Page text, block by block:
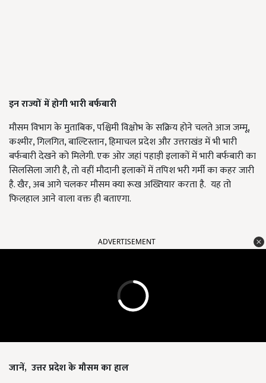
इन राज्यों में होगी भारी बर्फबारी
मौसम विभाग के मुताबिक, पश्चिमी विक्षोभ के सक्रिय होने चलते आज जम्मू,
कश्मीर, गिलगित, बाल्टिस्तान, हिमाचल प्रदेश और उत्तराखंड में भी भारी
बर्फबारी देखने को मिलेगी. एक ओर जहां पहाड़ी इलाकों में भारी बर्फबारी का
सिलसिला जारी है, तो वहीं मौदानी इलाकों में तपिश भरी गर्मी का कहर जारी
है. खैर, अब आगे चलकर मौसम क्या रूख अख्तियार करता है. यह तो
फिलहाल आने वाला वक्त ही बताएगा.
ADVERTISEMENT
जानें, उत्तर प्रदेश के मौसम का हाल